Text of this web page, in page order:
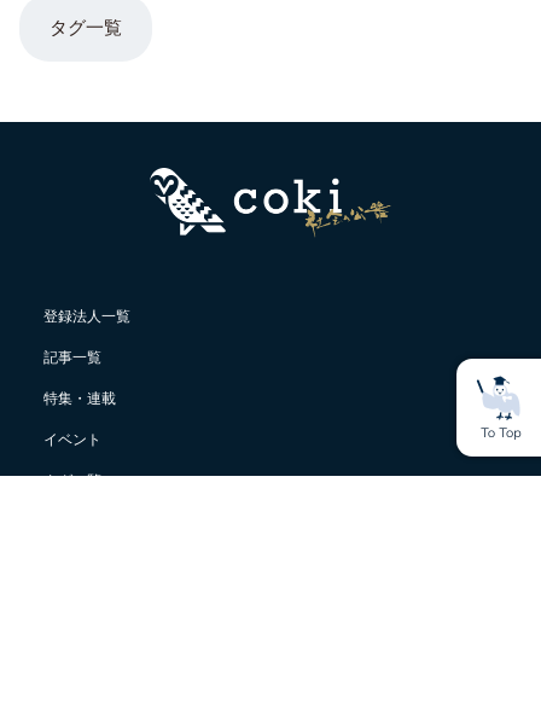
タグ一覧
登録法人一覧
記事一覧
特集・連載
イベント
タグ一覧